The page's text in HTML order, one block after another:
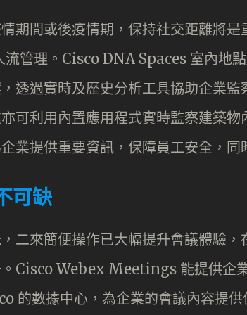
期間或後疫情期，保持社交距離將是
管理。Cisco DNA Spaces 室內地
透過實時及歷史分析工具協助企業
可利用內置應用程式實時監察建築
業提供重要資訊，保障員工安全，同
可缺
二來簡便操作已大幅提升會議體驗
Cisco Webex Meetings 能提供企
的數據中心，為企業的會議內容提供